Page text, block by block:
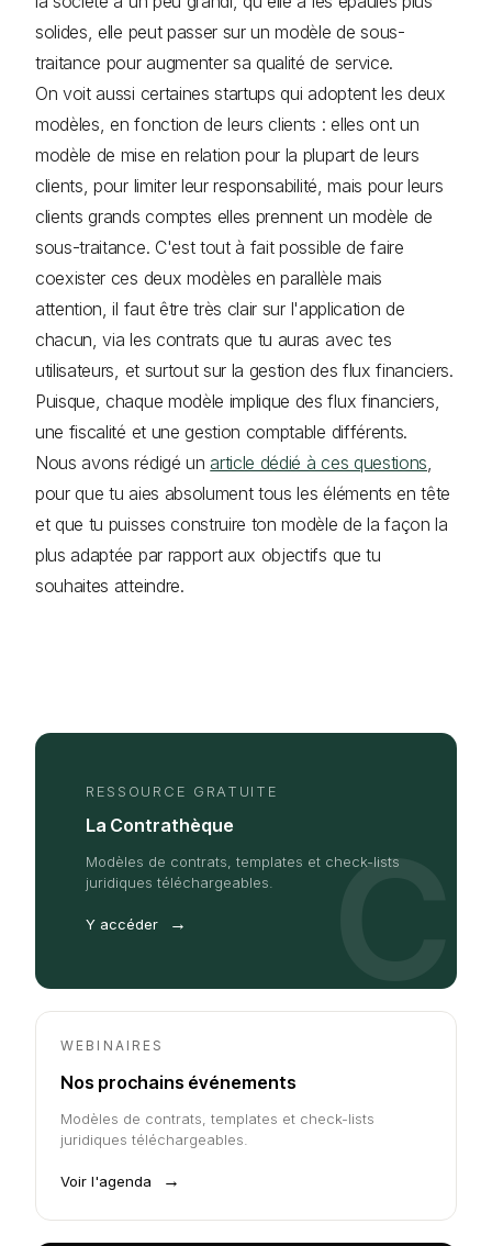
solides, elle peut passer sur un modèle de sous-
traitance pour augmenter sa qualité de service.
On voit aussi certaines startups qui adoptent les deux
modèles, en fonction de leurs clients : elles ont un
modèle de mise en relation pour la plupart de leurs
clients, pour limiter leur responsabilité, mais pour leurs
clients grands comptes elles prennent un modèle de
sous-traitance. C'est tout à fait possible de faire
coexister ces deux modèles en parallèle mais
attention, il faut être très clair sur l'application de
chacun, via les contrats que tu auras avec tes
utilisateurs, et surtout sur la gestion des flux financiers.
Puisque, chaque modèle implique des flux financiers,
une fiscalité et une gestion comptable différents.
Nous avons rédigé un article dédié à ces questions,
pour que tu aies absolument tous les éléments en tête
et que tu puisses construire ton modèle de la façon la
plus adaptée par rapport aux objectifs que tu
souhaites atteindre.
RESSOURCE GRATUITE
La Contrathèque
Modèles de contrats, templates et check-lists
juridiques téléchargeables.
Y accéder → C
WEBINAIRES
Nos prochains événements
Modèles de contrats, templates et check-lists
juridiques téléchargeables.
Voir l'agenda →